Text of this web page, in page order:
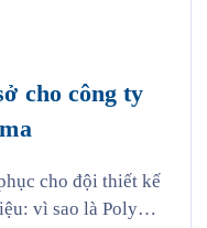
cho công ty
cho đội thiết kế
vì sao là Poly